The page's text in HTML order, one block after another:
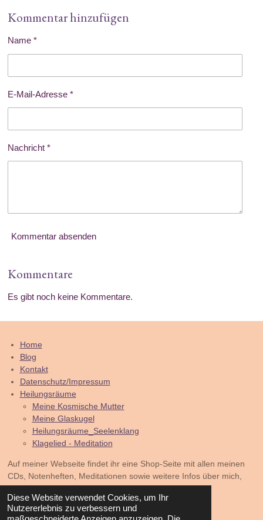
Diese Website verwendet Cookies, um Ihr
Nutzererlebnis zu verbessern und
Kommentar hinzufügen
Name *
E-Mail-Adresse *
Nachricht *
Kommentar absenden
Kommentare
Es gibt noch keine Kommentare.
Home
Blog
Kontakt
Datenschutz/Impressum
Heilungsräume
Meine Kosmische Mutter
Meine Glaskugel
Heilungsräume_Seelenklang
Klagelied - Meditation
Auf meiner Webseite findet ihr eine Shop-Seite mit allen meinen
CDs, Notenheften, Meditationen sowie weitere Infos über mich,
meine Lieder und meine Behandlungsmethoden als
Heilpraktikerin. www.meinlebenslied.debzw.
www.meinlebenslied.de/shop